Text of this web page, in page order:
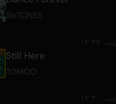
SixTONES
Still Here
TOMOO